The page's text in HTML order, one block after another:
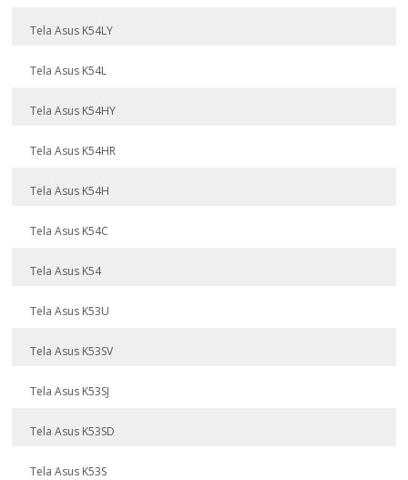
Tela Asus K54LY
Tela Asus K54L
Tela Asus K54HY
Tela Asus K54HR
Tela Asus K54H
Tela Asus K54C
Tela Asus K54
Tela Asus K53U
Tela Asus K53SV
Tela Asus K53SJ
Tela Asus K53SD
Tela Asus K53S